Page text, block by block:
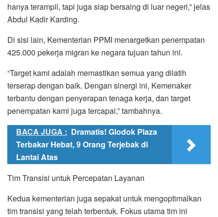
hanya terampil, tapi juga siap bersaing di luar negeri,” jelas
Abdul Kadir Karding.
Di sisi lain, Kementerian PPMI menargetkan penempatan
425.000 pekerja migran ke negara tujuan tahun ini.
“Target kami adalah memastikan semua yang dilatih
terserap dengan baik. Dengan sinergi ini, Kemenaker
terbantu dengan penyerapan tenaga kerja, dan target
penempatan kami juga tercapai,” tambahnya.
BACA JUGA : Dramatis! Glodok Plaza
Terbakar Hebat, 9 Orang Terjebak di
Lantai Atas
Tim Transisi untuk Percepatan Layanan
Kedua kementerian juga sepakat untuk mengoptimalkan
tim transisi yang telah terbentuk. Fokus utama tim ini